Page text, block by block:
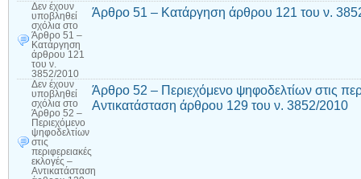
Δεν έχουν
υποβληθεί
σχόλια στο
Άρθρο 51 –
Κατάργηση
άρθρου 121
του ν.
3852/2010
Άρθρο 51 – Κατάργηση άρθρου 121 του ν.
Δεν έχουν
υποβληθεί
σχόλια στο
Άρθρο 52 –
Περιεχόμενο
ψηφοδελτίων
στις
περιφερειακές
εκλογές –
Αντικατάσταση
Άρθρο 52 – Περιεχόμενο ψηφοδελτίων στις
Αντικατάσταση άρθρου 129 του ν. 3852/2010